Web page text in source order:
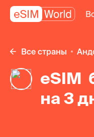
Все страны
eSIM
на 3